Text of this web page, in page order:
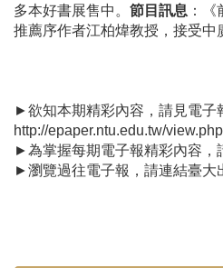
多本好書展售中。 節目訊息 ：
推薦序作者江柏煒教授，接受中
►欲知本期精彩內容，請見電子
http://epaper.ntu.edu.tw/
►為掌握每期電子報精彩內容，
►瀏覽過往電子報，請連結臺大